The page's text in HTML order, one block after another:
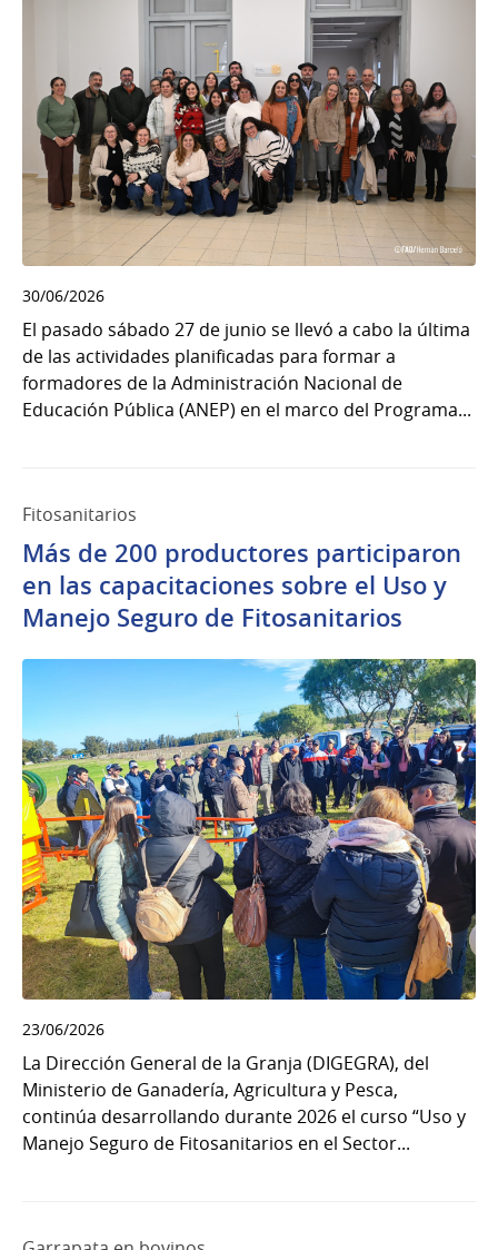
30/06/2026
El pasado sábado 27 de junio se llevó a cabo la última
de las actividades planificadas para formar a
formadores de la Administración Nacional de
Educación Pública (ANEP) en el marco del Programa...
Fitosanitarios
Más de 200 productores participaron
en las capacitaciones sobre el Uso y
Manejo Seguro de Fitosanitarios
23/06/2026
La Dirección General de la Granja (DIGEGRA), del
Ministerio de Ganadería, Agricultura y Pesca,
continúa desarrollando durante 2026 el curso “Uso y
Manejo Seguro de Fitosanitarios en el Sector...